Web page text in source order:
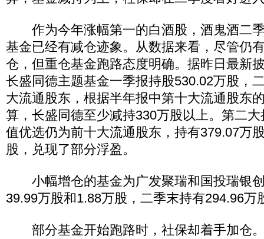
作为今年涨幅第一的白酒股，酒鬼酒二
基金已经有减仓迹象。从数据来看，尽管仍
仓，但重仓基金跑路态度明确。据昨日最新
长盛同德主题基金一季报持股530.02万股，
大流通股东，根据半年报中第十大流通股东
算，长盛同德至少减持330万股以上。第二
值优选仍为前十大流通股东，持有379.07万
股，兑现了部分浮盈。
小幅增仓的基金为广发聚瑞和国投瑞银
39.99万股和1.88万股，二季末持有294.96万
部分基金开始跑路时，社保却着手加仓